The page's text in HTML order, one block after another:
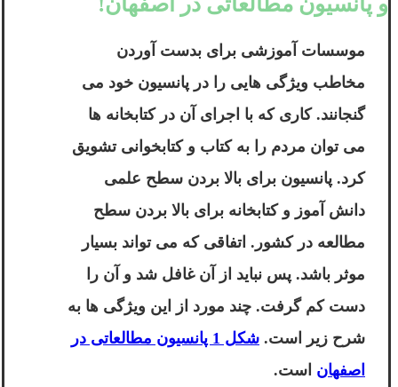
موسسات آموزشی برای بدست آوردن
مخاطب ویژگی هایی را در پانسیون خود می
گنجانند. کاری که با اجرای آن در کتابخانه ها
می توان مردم را به کتاب و کتابخوانی تشویق
کرد. پانسیون برای بالا بردن سطح علمی
دانش آموز و کتابخانه برای بالا بردن سطح
مطالعه در کشور. اتفاقی که می تواند بسیار
موثر باشد. پس نباید از آن غافل شد و آن را
دست کم گرفت. چند مورد از این ویژگی ها به
شرح زیر است.
شکل 1 پانسیون مطالعاتی در
اصفهان است.